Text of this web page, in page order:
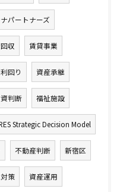
パートナーズ
収 賃貸事業
回り 資産承継
判断 福祉施設
Strategic Decision Model
不動産判断 新宿区
策 資産運用